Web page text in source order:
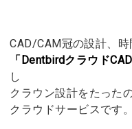
CAD/CAM冠の設計、
「DentbirdクラウドCAD
し
クラウン設計をたった
クラウドサービスです。